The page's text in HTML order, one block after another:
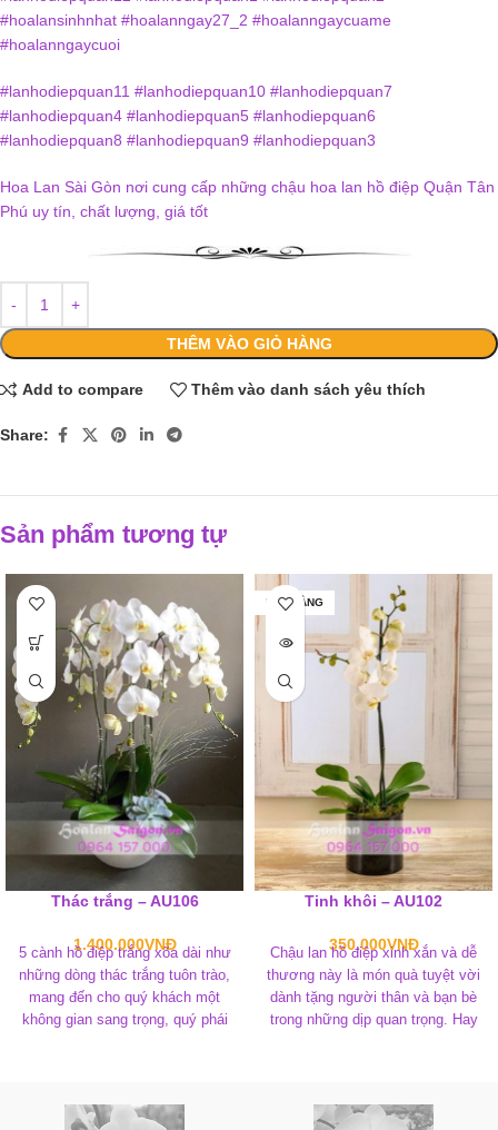
#hoalansinhnhat #hoalanngay27_2 #hoalanngaycuame
#hoalanngaycuoi
#lanhodiepquan11 #lanhodiepquan10 #lanhodiepquan7
#lanhodiepquan4 #lanhodiepquan5 #lanhodiepquan6
#lanhodiepquan8 #lanhodiepquan9 #lanhodiepquan3
Hoa Lan Sài Gòn nơi cung cấp những chậu hoa lan hồ điệp Quận Tân
Phú uy tín, chất lượng, giá tốt
THÊM VÀO GIỎ HÀNG
Add to compare Thêm vào danh sách yêu thích
Share:
Sản phẩm tương tự
Thác trắng – AU106
1.400.000VNĐ
5 cành hồ điệp trắng xõa dài như
những dòng thác trắng tuôn trào,
mang đến cho quý khách một
không gian sang trọng, quý phái
HẾT HÀNG
Tinh khôi – AU102
350.000VNĐ
Chậu lan hồ điệp xinh xắn và dễ
thương này là món quà tuyệt vời
dành tặng người thân và bạn bè
trong những dịp quan trọng. Hay